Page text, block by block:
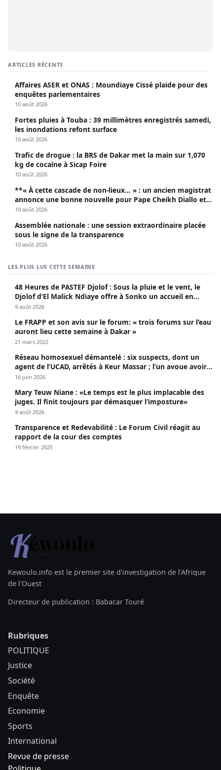
ARTICLES RÉCENTS
Affaires ASER et ONAS : Moundiaye Cissé plaide pour des
enquêtes parlementaires
10 août 2026
Fortes pluies à Touba : 39 millimètres enregistrés samedi,
les inondations refont surface
10 août 2026
Trafic de drogue : la BRS de Dakar met la main sur 1,070
kg de cocaïne à Sicap Foire
10 août 2026
**« À cette cascade de non-lieux… » : un ancien magistrat
annonce une bonne nouvelle pour Pape Cheikh Diallo et
Cie**
10 août 2026
Assemblée nationale : une session extraordinaire placée
sous le signe de la transparence
10 août 2026
LES PLUS LUS CETTE SEMAINE
48 Heures de PASTEF Djolof : Sous la pluie et le vent, le
Djolof d’El Malick Ndiaye offre à Sonko un accueil en
apothéose
9 août 2026
Le FRAPP et son avis sur le forum: « trois forums sur l’eau
auront lieu cette semaine à Dakar »
21 mars 2022
Réseau homosexuel démantelé : six suspects, dont un
agent de l’UCAD, arrêtés à Keur Massar ; l’un avoue avoir
propagé le VIH depuis 2018
16 juin 2026
Mary Teuw Niane : «Le temps est le plus implacable des
juges. Il finit toujours par démasquer l’imposture»
9 août 2026
Transparence et Redevabilité : Le Forum Civil réagit au
rapport de la cour des comptes
19 février 2025
Kewoulo.info est le premier site d'investigation de l'Afrique
de l'Ouest
Directeur de publication : Babacar Touré
Rubriques
POLITIQUE
Justice
Société
Enquête
Economie
Sports
International
Revue de presse